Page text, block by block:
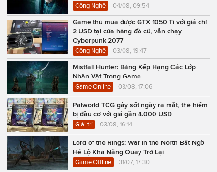
Công Nghệ 04/08, 09:54
Game thủ mua được GTX 1050 Ti với giá chỉ
2 USD tại cửa hàng đồ cũ, vẫn chạy
Cyberpunk 2077
Công Nghệ 03/08, 19:47
Mistfall Hunter: Bảng Xếp Hạng Các Lớp
Nhân Vật Trong Game
Game Online 03/08, 17:06
Palworld TCG gây sốt ngày ra mắt, thẻ hiếm
bị đầu cơ với giá gần 4.000 USD
Giải trí 03/08, 16:14
Lord of the Rings: War in the North Bất Ngờ
Hé Lộ Khả Năng Quay Trở Lại
Game Offline 31/07, 17:30